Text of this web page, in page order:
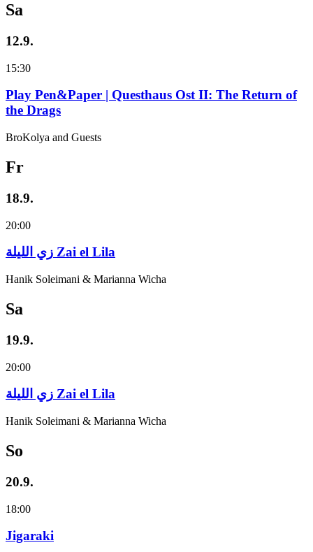
Sa
12.9.
15:30
Play Pen&Paper | Questhaus Ost II: The Return of
the Drags
BroKolya and Guests
Fr
18.9.
20:00
زي‌ اللیلة Zai el Lila
Hanik Soleimani & Marianna Wicha
Sa
19.9.
20:00
زي‌ اللیلة Zai el Lila
Hanik Soleimani & Marianna Wicha
So
20.9.
18:00
Jigaraki